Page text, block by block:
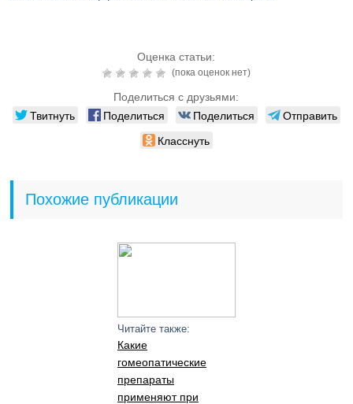
Оценка статьи:
(пока оценок нет)
Поделиться с друзьями:
Твитнуть Поделиться Поделиться
Отправить
Класснуть
Похожие публикации
Читайте также:
Какие
гомеопатические
препараты
применяют при